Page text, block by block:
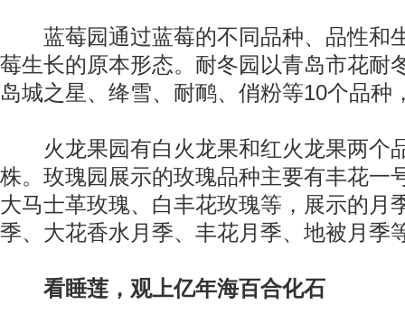
蓝莓园通过蓝莓的不同品种、品性和
莓生长的原本形态。耐冬园以青岛市花耐
岛城之星、绛雪、耐鸸、俏粉等10个品种
火龙果园有白火龙果和红火龙果两个
株。玫瑰园展示的玫瑰品种主要有丰花一
大马士革玫瑰、白丰花玫瑰等，展示的月
季、大花香水月季、丰花月季、地被月季
看睡莲，观上亿年海百合化石